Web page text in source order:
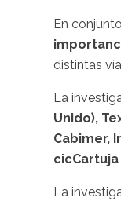
En
distintas
La
Unido),
Cabimer,
cicCartuja
La